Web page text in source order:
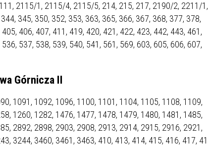
INFORMACJE DOTYCZĄCE
TRANSPLANTACJI
BEZ
GDZIE MOŻNA ZNALEŹĆ I JAK
WYGLĄDA PRACA W NGO?
PORADY OD PRACA.PL
SZKOŁA” RZĄDOWY
DZIECI I
„PRZYJAZNA SZKOŁA”
KONKURSY NA STANOWISKO
DYREKTORA
2115/1, 2115/4, 2115/5, 214, 215, 217, 2190/2, 2211/1,
345, 350, 352, 353, 363, 365, 366, 367, 368, 377, 378,
406, 407, 411, 419, 420, 421, 422, 423, 442, 443, 461,
537, 538, 539, 540, 541, 561, 569, 603, 605, 606, 607,
Górnicza II
1091, 1092, 1096, 1100, 1101, 1104, 1105, 1108, 1109,
1260, 1282, 1476, 1477, 1478, 1479, 1480, 1481, 1485,
2892, 2898, 2903, 2908, 2913, 2914, 2915, 2916, 2921,
3244, 3460, 3461, 3463, 410, 413, 414, 415, 416, 417,